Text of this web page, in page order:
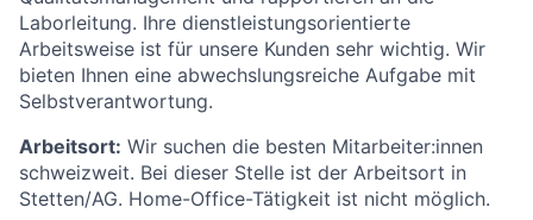
Laborleitung. Ihre dienstleistungsorientierte
Arbeitsweise ist für unsere Kunden sehr wichtig. Wir
bieten Ihnen eine abwechslungsreiche Aufgabe mit
Selbstverantwortung.
Arbeitsort: Wir suchen die besten Mitarbeiter:innen
schweizweit. Bei dieser Stelle ist der Arbeitsort in
Stetten/AG. Home-Office-Tätigkeit ist nicht möglich.